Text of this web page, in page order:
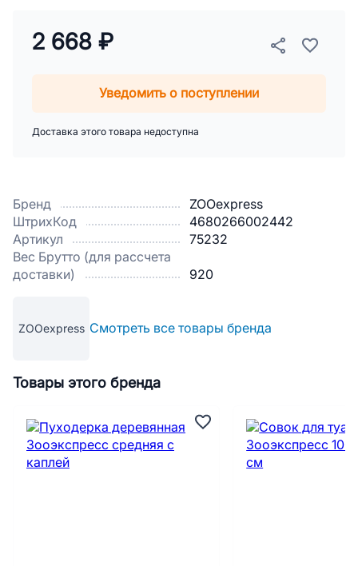
Бренд
ZOOexpress
ШтрихКод
4680266002442
Артикул
75232
Вес Брутто (для рассчета
доставки)
920
ZOOexpress Смотреть все товары бренда
2 668 ₽
Уведомить о поступлении
Доставка этого товара недоступна
Товары этого бренда